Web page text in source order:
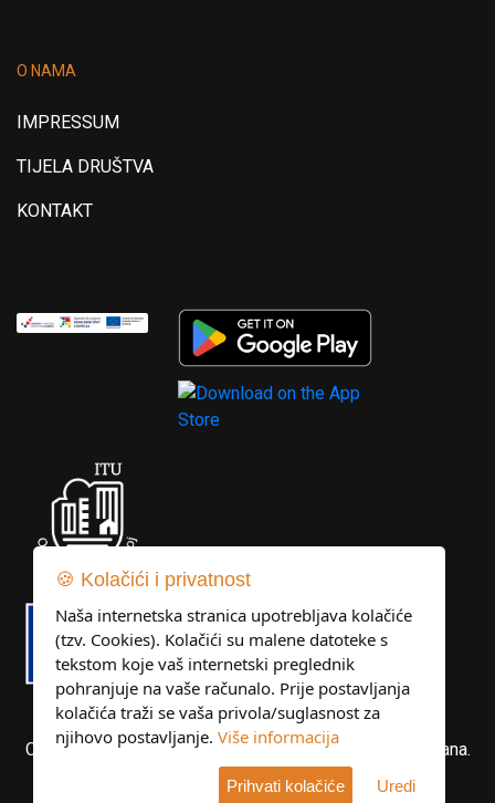
O NAMA
IMPRESSUM
TIJELA DRUŠTVA
KONTAKT
Copyright © Libertas Dubrovnik d.o.o. Sva prava pridržana.
Developed by KlikIT
🍪 Kolačići i privatnost
Naša internetska stranica upotrebljava kolačiće
(tzv. Cookies). Kolačići su malene datoteke s
tekstom koje vaš internetski preglednik
pohranjuje na vaše računalo. Prije postavljanja
kolačića traži se vaša privola/suglasnost za
njihovo postavljanje. Više informacija
Prihvati kolačiće Uredi